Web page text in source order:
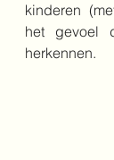
kinderen
het gevoel
herkennen.